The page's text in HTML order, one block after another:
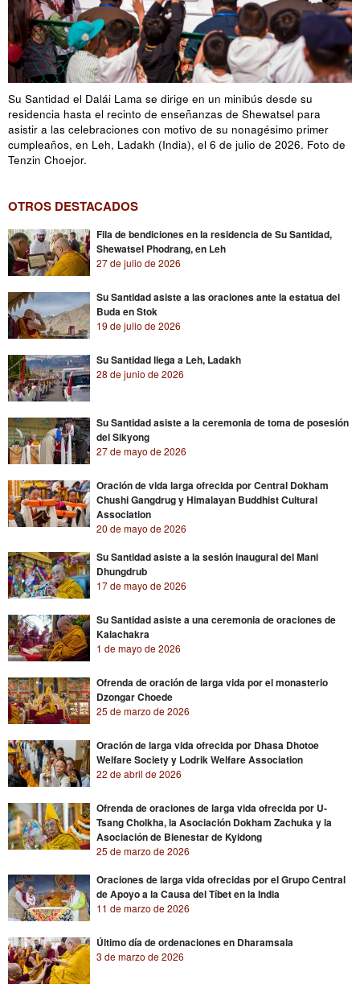
Su Santidad el Dalái Lama se dirige en un minibús desde su
residencia hasta el recinto de enseñanzas de Shewatsel para
asistir a las celebraciones con motivo de su nonagésimo primer
cumpleaños, en Leh, Ladakh (India), el 6 de julio de 2026. Foto de
Tenzin Choejor.
OTROS DESTACADOS
Fila de bendiciones en la residencia de Su Santidad,
Shewatsel Phodrang, en Leh
27 de julio de 2026
Su Santidad asiste a las oraciones ante la estatua del
Buda en Stok
19 de julio de 2026
Su Santidad llega a Leh, Ladakh
28 de junio de 2026
Su Santidad asiste a la ceremonia de toma de posesión
del Sikyong
27 de mayo de 2026
Oración de vida larga ofrecida por Central Dokham
Chushi Gangdrug y Himalayan Buddhist Cultural
Association
20 de mayo de 2026
Su Santidad asiste a la sesión inaugural del Mani
Dhungdrub
17 de mayo de 2026
Su Santidad asiste a una ceremonia de oraciones de
Kalachakra
1 de mayo de 2026
Ofrenda de oración de larga vida por el monasterio
Dzongar Choede
25 de marzo de 2026
Oración de larga vida ofrecida por Dhasa Dhotoe
Welfare Society y Lodrik Welfare Association
22 de abril de 2026
Ofrenda de oraciones de larga vida ofrecida por U-
Tsang Cholkha, la Asociación Dokham Zachuka y la
Asociación de Bienestar de Kyidong
25 de marzo de 2026
Oraciones de larga vida ofrecidas por el Grupo Central
de Apoyo a la Causa del Tíbet en la India
11 de marzo de 2026
Último día de ordenaciones en Dharamsala
3 de marzo de 2026